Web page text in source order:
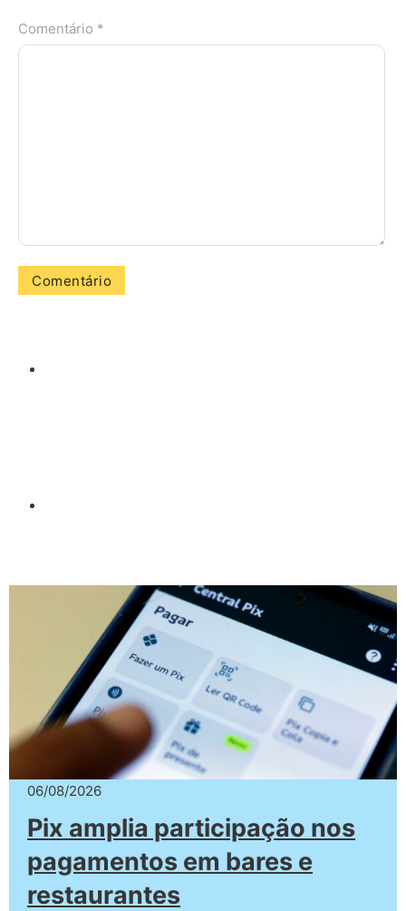
Comentário *
06/08/2026
Pix amplia participação nos
pagamentos em bares e
restaurantes